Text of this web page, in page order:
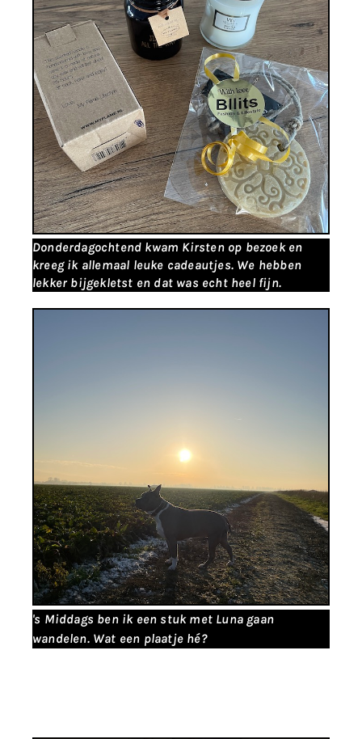
Donderdagochtend kwam Kirsten op bezoek en
kreeg ik allemaal leuke cadeautjes. We hebben
lekker bijgekletst en dat was echt heel fijn.
's Middags ben ik een stuk met Luna gaan
wandelen. Wat een plaatje hé?